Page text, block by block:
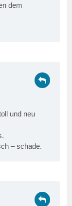
dem
und neu
– schade.